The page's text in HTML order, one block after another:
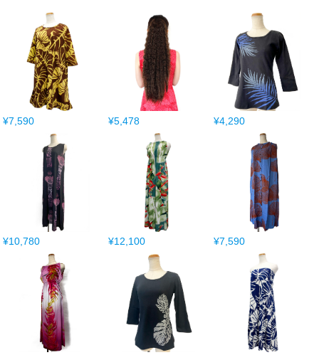
¥7,590 ¥5,478 ¥4,290
¥10,780 ¥12,100 ¥7,590